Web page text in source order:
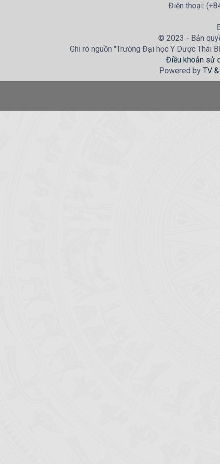
Điện thoại:
© 2023 - Bản
Ghi rõ nguồn "Trường Đại học Y Dược Thái
Điều khoản sử
Powered by TV